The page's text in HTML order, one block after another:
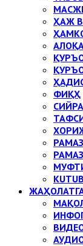
ҲАЖ
ФИҚҲ